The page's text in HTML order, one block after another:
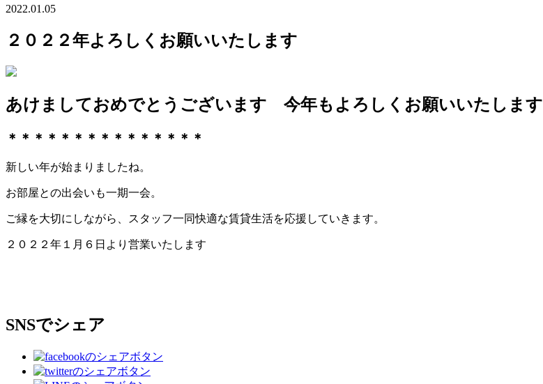
2022.01.05
２０２２年よろしくお願いいたします
あけましておめでとうございます 今年もよろしくお願いいたします
＊＊＊＊＊＊＊＊＊＊＊＊＊＊＊
新しい年が始まりましたね。
お部屋との出会いも一期一会。
ご縁を大切にしながら、スタッフ一同快適な賃貸生活を応援していきます。
２０２２年１月６日より営業いたします
SNSでシェア